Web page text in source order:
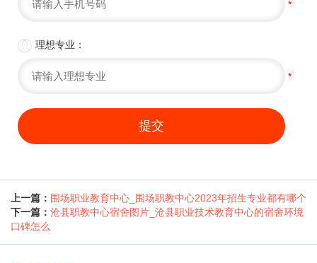
*
 理想专业：
*
提交
上一篇： 围场职业教育中心_围场职教中心2023年招生专业都有哪个
下一篇： 沧县职教中心宿舍图片_沧县职业技术教育中心的宿舍环境
口碑怎么